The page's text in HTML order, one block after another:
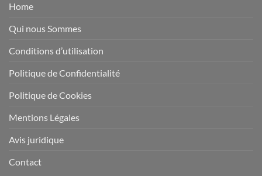
Home
Qui nous Sommes
Conditions d’utilisation
Politique de Confidentialité
Politique de Cookies
Mentions Légales
Avis juridique
Contact